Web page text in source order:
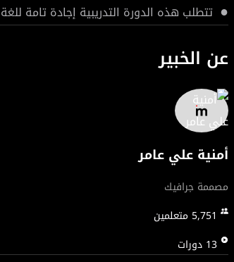
تتطلب هذه الدورة التدريبية إجادة تامة للغة
عن الخبير
أمنية علي عامر
مصممة جرافيك
5,751 متعلمين
13 دورات